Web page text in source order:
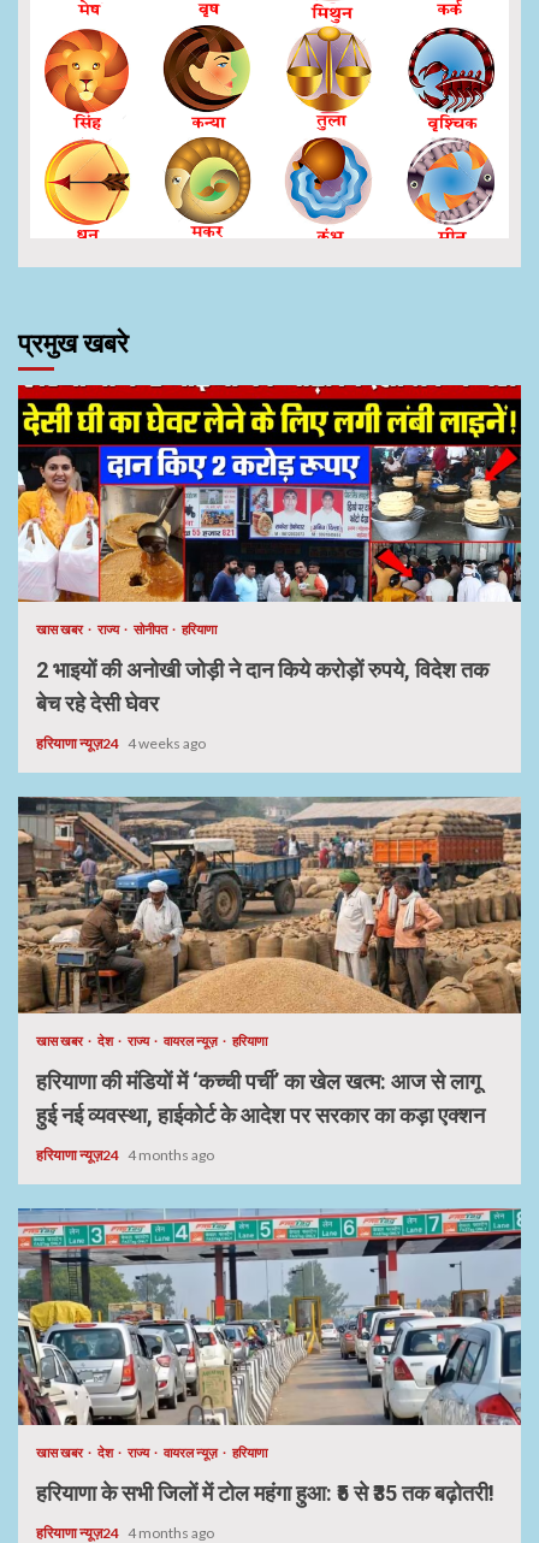
प्रमुख खबरे
खास खबर राज्य सोनीपत हरियाणा
2 भाइयों की अनोखी जोड़ी ने दान किये करोड़ों रुपये, विदेश तक
बेच रहे देसी घेवर
हरियाणा न्यूज़24 4 weeks ago
खास खबर देश राज्य वायरल न्यूज़ हरियाणा
हरियाणा की मंडियों में ‘कच्ची पर्ची’ का खेल खत्म: आज से लागू
हुई नई व्यवस्था, हाईकोर्ट के आदेश पर सरकार का कड़ा एक्शन
हरियाणा न्यूज़24 4 months ago
खास खबर देश राज्य वायरल न्यूज़ हरियाणा
हरियाणा के सभी जिलों में टोल महंगा हुआ: ₹5 से ₹35 तक बढ़ोतरी!
हरियाणा न्यूज़24 4 months ago